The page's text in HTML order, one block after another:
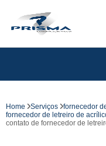
Home Serviços
fornecedor
fornecedor de letreiro de
contato de fornecedor de